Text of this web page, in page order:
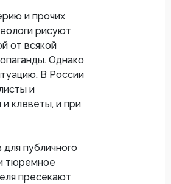
и прочих
рисуют
от всякой
Однако
В России
и
клеветы, и при
публичного
тюремное
пресекают